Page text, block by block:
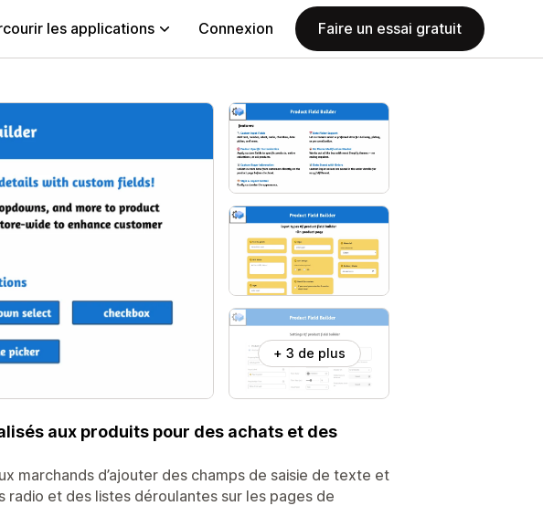
les applications Connexion Faire un essai gratuit
+ 3 de plus
aux produits pour des achats et des
marchands d’ajouter des champs de saisie de texte et
et des listes déroulantes sur les pages de